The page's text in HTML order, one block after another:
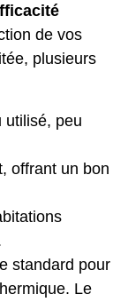
de vos
plusieurs
utilisé, peu
offrant un bon
standard pour
Le